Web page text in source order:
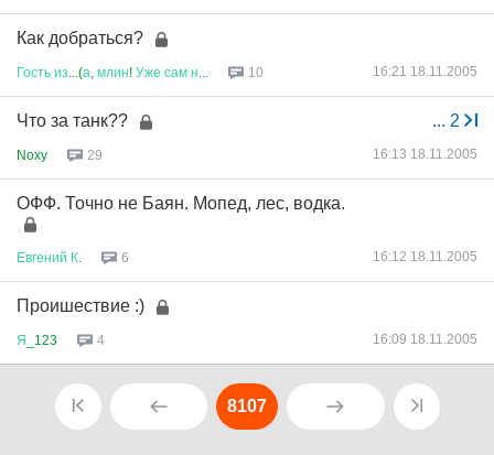
Как добраться?
Гость из ...(а млин! Уже сам н 10 16:21 18.11.2005
... 2
Что за танк??
Noxy 29 16:13 18.11.2005
ОФФ. Точно не Баян. Мопед, лес, водка.
Евгений К 6 16:12 18.11.2005
Проишествие :)
Я _123 4 16:09 18.11.2005
8107